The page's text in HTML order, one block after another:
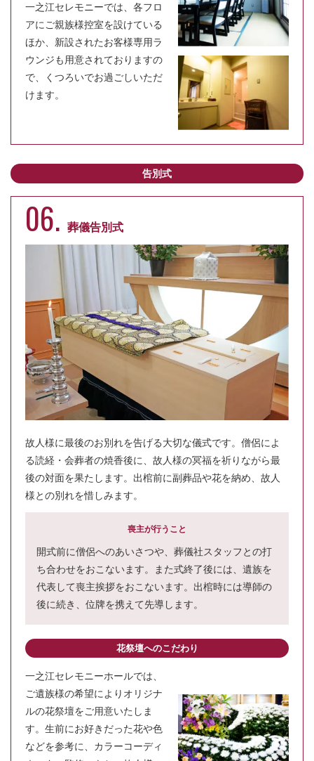
一之江セレモニーでは、各フロ
アにご親族様控室を設けている
ほか、新設されたお客様専用ラ
ウンジも用意されておりますの
で、くつろいでお過ごしいただ
けます。
告別式
06. 葬儀告別式
故人様に最後のお別れを告げる大切な儀式です。僧侶によ
る読経・会葬者の焼香後に、故人様の冥福を祈りながら最
後の対面を果たします。出棺前に副葬品や花を納め、故人
様との別れを惜しみます。
喪主が行うこと
開式前に僧侶へのあいさつや、葬儀社スタッフとの打
ち合わせをおこないます。また式終了後には、遺族を
代表して喪主挨拶をおこないます。出棺時には導師の
後に続き、位牌を携えて先導します。
花祭壇へのこだわり
一之江セレモニーホールでは、
ご遺族様の希望によりオリジナ
ルの花祭壇をご用意いたしま
す。生前にお好きだった花や色
などを参考に、カラーコーディ